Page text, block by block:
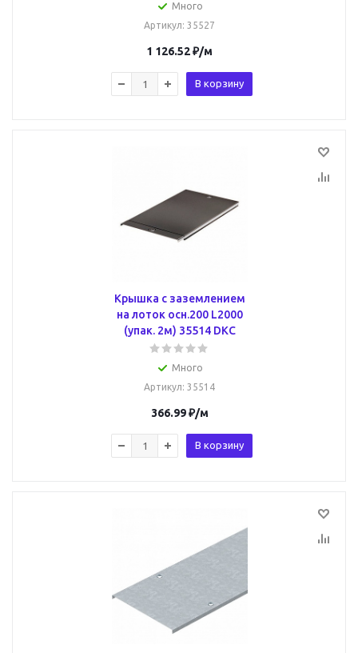
Много
Артикул: 35527
1 126.52₽/м
В корзину
Крышка с заземлением
на лоток осн.200 L2000
(упак. 2м) 35514 DKC
Много
Артикул: 35514
366.99₽/м
В корзину